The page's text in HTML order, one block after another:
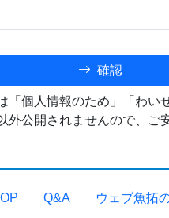
確認
「個人情報のため」「わい
外公開されませんので、ご
Q&A ウェブ魚拓